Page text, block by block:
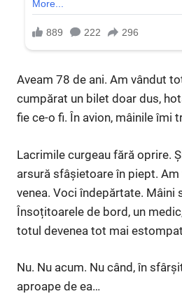
Aveam 78 de ani. Am vândut
cumpărat un bilet doar dus,
fie ce-o fi. În avion, mâinile îmi
Lacrimile curgeau fără oprire.
arsură sfâșietoare în piept. Am
venea. Voci îndepărtate. Mâini
Însoțitoarele de bord, un
totul devenea tot mai
Nu. Nu acum. Nu când, în
aproape de ea…